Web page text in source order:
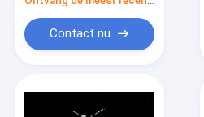
Contact nu